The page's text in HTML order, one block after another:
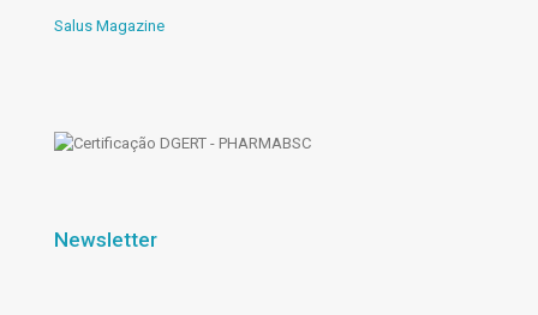
Salus Magazine
Newsletter